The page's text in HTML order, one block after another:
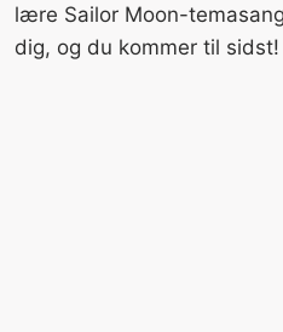
lære Sailor Moon-
dig, og du kommer til sidst!